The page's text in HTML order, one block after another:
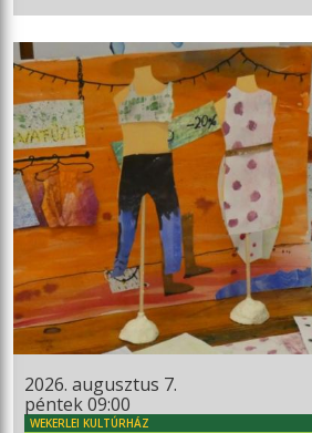
2026. augusztus 7.
péntek 09:00
WEKERLEI KULTÚRHÁZ